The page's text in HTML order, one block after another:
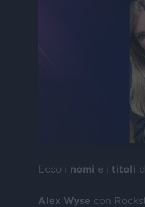
Ecco i nomi e i titoli
Alex Wyse con